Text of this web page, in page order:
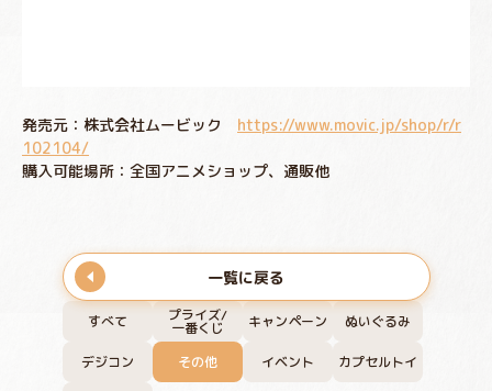
すべて プライズ/
一番くじ キャンペーン ぬいぐるみ
デジコン その他 イベント カプセルトイ
発売元：株式会社ムービック https://www.movic.jp/shop/r/r
102104/
購入可能場所：全国アニメショップ、通販他
一覧に戻る